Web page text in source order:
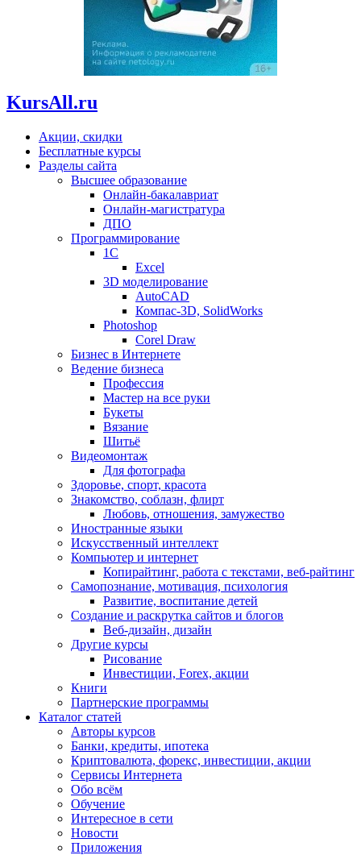
KursAll.ru
Акции, скидки
Бесплатные курсы
Разделы сайта
Высшее образование
Онлайн-бакалавриат
Онлайн-магистратура
ДПО
Программирование
1С
Excel
3D моделирование
AutoCAD
Компас-3D, SolidWorks
Photoshop
Corel Draw
Бизнес в Интернете
Ведение бизнеса
Профессия
Мастер на все руки
Букеты
Вязание
Шитьё
Видеомонтаж
Для фотографа
Здоровье, спорт, красота
Знакомство, соблазн, флирт
Любовь, отношения, замужество
Иностранные языки
Искусственный интеллект
Компьютер и интернет
Копирайтинг, работа с текстами, веб-райтинг
Самопознание, мотивация, психология
Развитие, воспитание детей
Создание и раскрутка сайтов и блогов
Веб-дизайн, дизайн
Другие курсы
Рисование
Инвестиции, Forex, акции
Книги
Партнерские программы
Каталог статей
Авторы курсов
Банки, кредиты, ипотека
Криптовалюта, форекс, инвестиции, акции
Сервисы Интернета
Обо всём
Обучение
Интересное в сети
Новости
Приложения